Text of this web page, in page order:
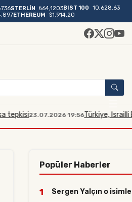
STERLİN ₺64,1203BIST 100
10,628.63
ETHEREUM $1.914,20
19:56Türkiye, İsrailli Bakan'ın
Popüler Haberler
1 Sergen Yalçın o